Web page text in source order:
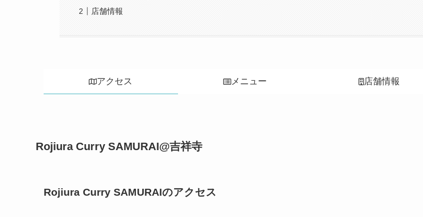
店舗情報
アクセス メニュー 店舗情報
Rojiura Curry SAMURAI@吉祥寺
Rojiura Curry SAMURAIのアクセス